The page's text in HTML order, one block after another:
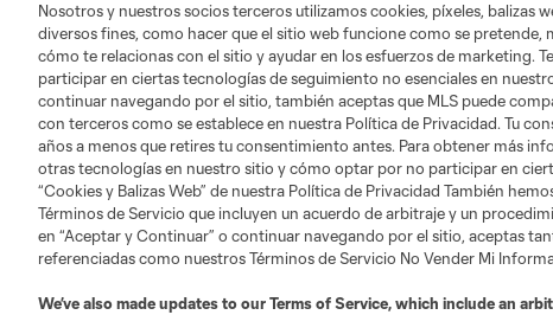
Nosotros y nuestros socios terceros utilizamos cookies, píxeles, balizas
diversos fines, como hacer que el sitio web funcione como se pretende,
cómo te relacionas con el sitio y ayudar en los esfuerzos de marketing.
participar en ciertas tecnologías de seguimiento no esenciales en
continuar navegando por el sitio, también aceptas que MLS puede
con terceros como se establece en nuestra Política de Privacidad. Tu
años a menos que retires tu consentimiento antes. Para obtener más
otras tecnologías en nuestro sitio y cómo optar por no participar en
“Cookies y Balizas Web” de nuestra Política de Privacidad También
Términos de Servicio que incluyen un acuerdo de arbitraje y un
en “Aceptar y Continuar” o continuar navegando por el sitio, aceptas
referenciadas como nuestros Términos de Servicio No Vender Mi
We’ve also made updates to ourTerms of Service, which include an